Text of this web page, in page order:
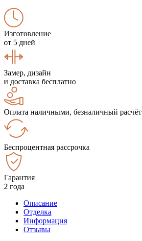
Изготовление
от 5 дней
Замер, дизайн
и доставка бесплатно
Оплата наличными, безналичный расчёт
Беспроцентная рассрочка
Гарантия
2 года
Описание
Отделка
Информация
Отзывы